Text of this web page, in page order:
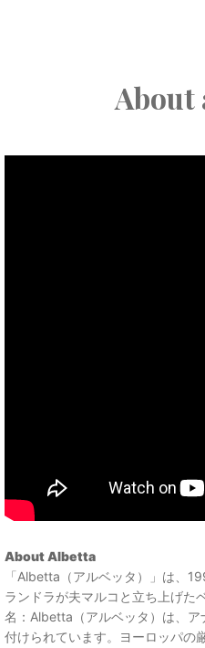
About
About Albetta
「Albetta（アルベッタ）」は、
ランドラが夫マルコと立ち上げた
名：Albetta（アルベッタ）は、ア
付けられています。ヨーロッパの